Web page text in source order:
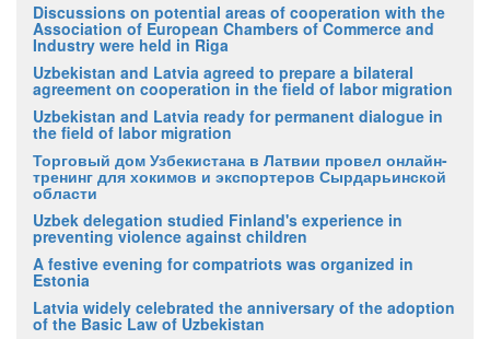
Discussions on potential areas of cooperation with the
Association of European Chambers of Commerce and
Industry were held in Riga
Uzbekistan and Latvia agreed to prepare a bilateral
agreement on cooperation in the field of labor migration
Uzbekistan and Latvia ready for permanent dialogue in
the field of labor migration
Торговый дом Узбекистана в Латвии провел онлайн-
тренинг для хокимов и экспортеров Сырдарьинской
области
Uzbek delegation studied Finland's experience in
preventing violence against children
A festive evening for compatriots was organized in
Estonia
Latvia widely celebrated the anniversary of the adoption
of the Basic Law of Uzbekistan